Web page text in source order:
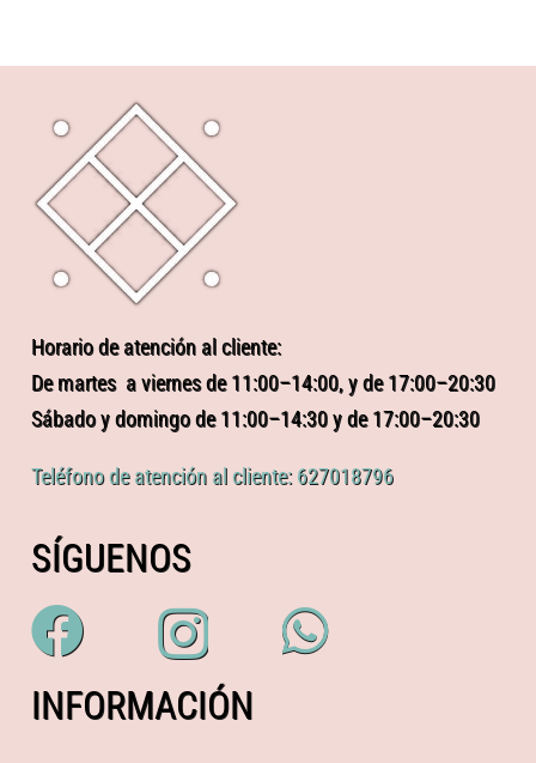
Horario de atención al cliente:
De martes a viernes de 11:00–14:00, y de 17:00–20:30
Sábado y domingo de 11:00–14:30 y de 17:00–20:30
Teléfono de atención al cliente: 627018796
SÍGUENOS
INFORMACIÓN